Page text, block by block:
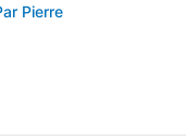
Pierre